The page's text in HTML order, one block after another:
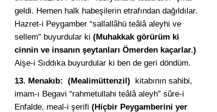
geldi. Hemen halk habeşilerin etrafından dağıldılar.
Hazret-i Peygamber “sallallâhü teâlâ aleyhi ve
sellem” buyurdular ki (Muhakkak görürüm ki
cinnin ve insanın şeytanları Ömerden kaçarlar.)
Aişe-i Sıddıka buyurdular ki ben de geri döndüm.
13. Menakıb:
(Mealimüttenzil)
kitabının sahibi,
imam-ı Begavi “rahmetullahi teâlâ aleyh” sûre-i
Enfalde, meal-i şerifi (Hiçbir Peygamberini yer